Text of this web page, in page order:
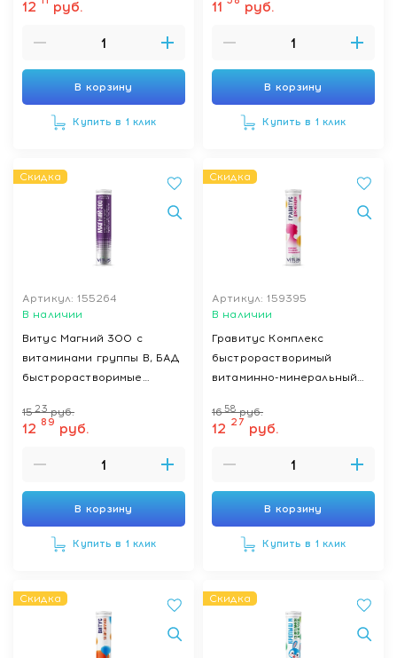
12 руб.
В корзину
Купить в 1 клик
11 руб.
В корзину
Купить в 1 клик
Скидка
Артикул: 155264
В наличии
Витус Магний 300 с
витаминами группы В, БАД
быстрорастворимые
1523 руб.
12 89 руб.
В корзину
Купить в 1 клик
Скидка
Артикул: 159395
В наличии
Гравитус Комплекс
быстрорастворимый
витаминно-минеральный
№20
1658 руб.
12 27 руб.
В корзину
Купить в 1 клик
Скидка Скидка